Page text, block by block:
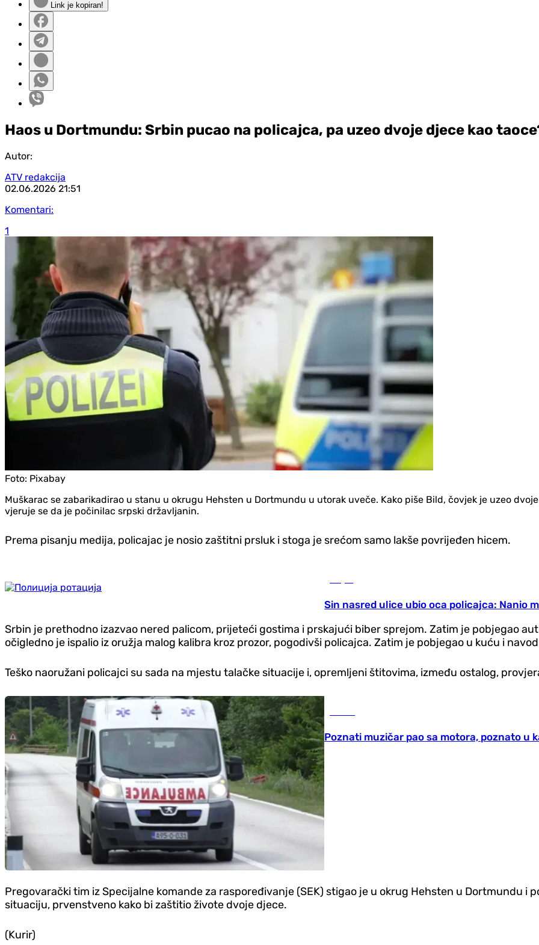
Link je kopiran!
Haos u Dortmundu: Srbin pucao na policajca, pa uzeo dvoje djece kao
Autor:
ATV redakcija
02.06.2026 21:51
Komentari:
1
Foto: Pixabay
Muškarac se zabarikadirao u stanu u okrugu Hehsten u Dortmundu u utorak uveče. Kako piše Bild, čovjek je uzeo
vjeruje se da je počinilac srpski državljanin.
Prema pisanju medija, policajac je nosio zaštitni prsluk i stoga je srećom samo lakše povrijeđen hicem.
Sin nasred ulice ubio oca policajca: Nanio
Srbin je prethodno izazvao nered palicom, prijeteći gostima i prskajući biber sprejom. Zatim je pobjegao
očigledno je ispalio iz oružja malog kalibra kroz prozor, pogodivši policajca. Zatim je pobjegao u kuću i
Teško naoružani policajci su sada na mjestu talačke situacije i, opremljeni štitovima, između ostalog,
Poznati muzičar pao sa motora, poznato u
Pregovarački tim iz Specijalne komande za raspoređivanje (SEK) stigao je u okrug Hehsten u Dortmundu i
situaciju, prvenstveno kako bi zaštitio živote dvoje djece.
(Kurir)